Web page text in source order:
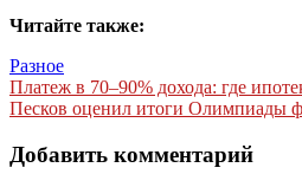
Читайте также:
Разное
Навигация
по
записям
Платеж в 70–90% дохода: где
Песков оценил итоги Олимпиады
Добавить комментарий